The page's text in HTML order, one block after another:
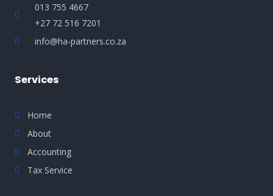
013 755 4667
+27 72 516 7201
info@ha-partners.co.za
Services
Home
About
Accounting
Tax Service